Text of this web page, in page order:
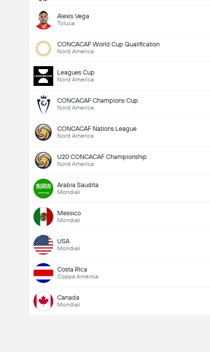
Alexis Vega
Toluca
CONCACAF World Cup Qualification
Nord America
Leagues Cup
Nord America
CONCACAF Champions Cup
Nord America
CONCACAF Nations League
Nord America
U20 CONCACAF Championship
Nord America
Arabia Saudita
Mondiali
Messico
Mondiali
USA
Mondiali
Costa Rica
Coppa America
Canada
Mondiali